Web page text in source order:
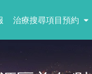
治療搜尋項目預約